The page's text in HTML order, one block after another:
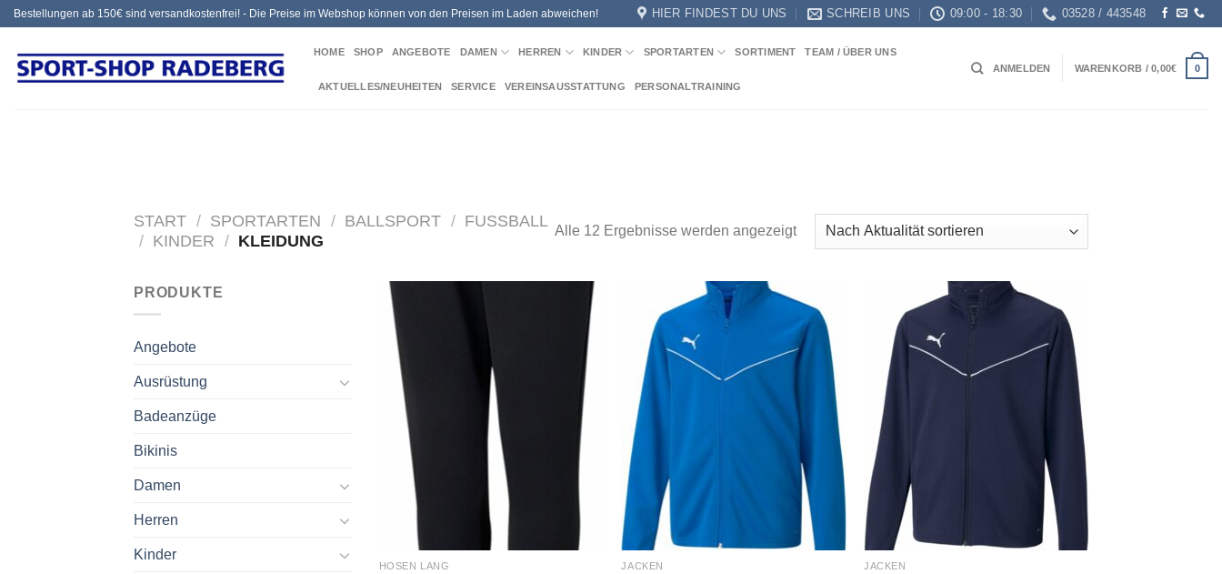
Zum
springen
Bestellungen ab 150€ sind versandkostenfrei! - Die Preise im Webshop können von den Preisen im Laden abweichen! HIER FINDEST DU UNS SCHREIB UNS 09:00 - 18:30 03528 / 443548
HOME SHOP ANGEBOTE DAMEN HERREN KINDER SPORTARTEN SORTIMENT TEAM / ÜBER UNS
AKTUELLES/NEUHEITEN SERVICE VEREINSAUSSTATTUNG PERSONALTRAINING
ANMELDEN WARENKORB /0,00€ 0
START / SPORTARTEN / BALLSPORT / FUSSBALL
/ KINDER / KLEIDUNG
Alle 12 Ergebnisse werden angezeigtNach
Aktualität
PRODUKTE
Angebote
Ausrüstung
Badeanzüge
Bikinis
Damen
Herren
Kinder
wishlist
HOSEN LANG
Add to
wishlist
JACKEN
Add to
wishlist
JACKEN